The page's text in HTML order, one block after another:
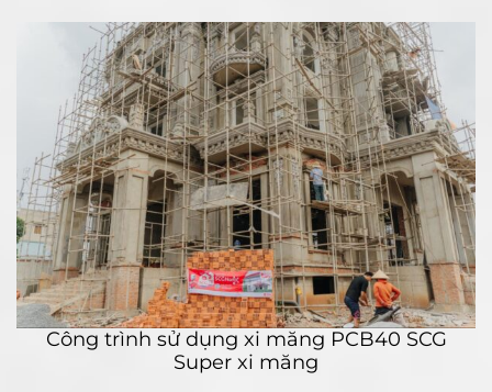
Công trình sử dụng xi măng PCB40 SCG
Super xi măng